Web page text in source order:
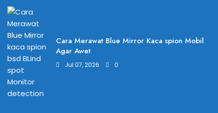
Cara Merawat Blue Mirror Kaca spion Mobil
Agar Awet
Jul 07, 2026 0